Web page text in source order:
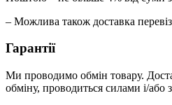
– Можлива також доставка
Гарантії
Ми проводимо обмін товару.
обміну, проводиться силами і/або